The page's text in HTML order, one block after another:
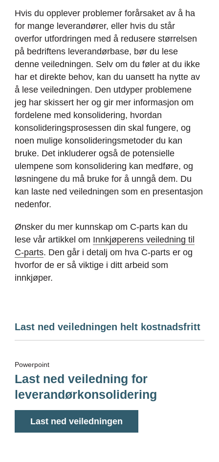
Hvis du opplever problemer forårsaket av å ha
for mange leverandører, eller hvis du står
overfor utfordringen med å redusere størrelsen
på bedriftens leverandørbase, bør du lese
denne veiledningen. Selv om du føler at du ikke
har et direkte behov, kan du uansett ha nytte av
å lese veiledningen. Den utdyper problemene
jeg har skissert her og gir mer informasjon om
fordelene med konsolidering, hvordan
konsolideringsprosessen din skal fungere, og
noen mulige konsolideringsmetoder du kan
bruke. Det inkluderer også de potensielle
ulempene som konsolidering kan medføre, og
løsningene du må bruke for å unngå dem. Du
kan laste ned veiledningen som en presentasjon
nedenfor.
Ønsker du mer kunnskap om C-parts kan du
lese vår artikkel om Innkjøperens veiledning til
C-parts. Den går i detalj om hva C-parts er og
hvorfor de er så viktige i ditt arbeid som
innkjøper.
Last ned veiledningen helt kostnadsfritt
Powerpoint
Last ned veiledning for
leverandørkonsolidering
Last ned veiledningen